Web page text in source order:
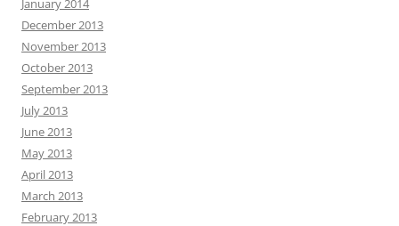
January 2014
December 2013
November 2013
October 2013
September 2013
July 2013
June 2013
May 2013
April 2013
March 2013
February 2013